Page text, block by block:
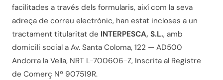
facilitades a través dels formularis, així com la seva
adreça de correu electrònic, han estat incloses a un
tractament titularitat de INTERPESCA, S.L., amb
domicili social a Av. Santa Coloma, 122 — AD500
Andorra la Vella, NRT L-700606-Z, Inscrita al Registre
de Comerç Nº 907519R.